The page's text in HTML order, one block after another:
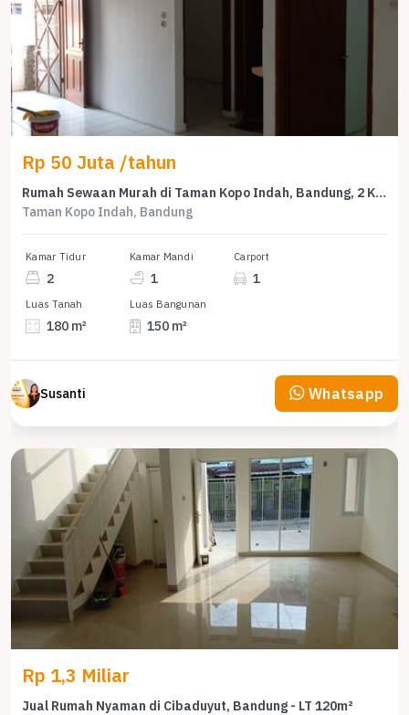
Rp 50 Juta /tahun
Rumah Sewaan Murah di Taman Kopo Indah, Bandung, 2 KT, Harga 50 Juta /tahun
Taman Kopo Indah, Bandung
Kamar Tidur
2
Kamar Mandi
1
Carport
1
Luas Tanah
180 m²
Luas Bangunan
150 m²
Susanti Whatsapp
Rp 1,3 Miliar
Jual Rumah Nyaman di Cibaduyut, Bandung - LT 120m²